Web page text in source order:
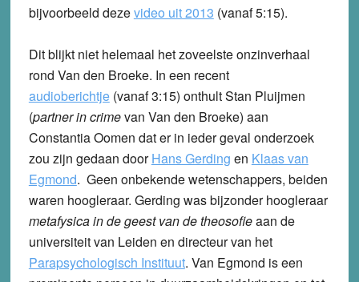
bijvoorbeeld dezevideo uit 2013 (vanaf 5:15).
Dit blijkt niet helemaal het zoveelste onzinverhaal
rond Van den Broeke. In een recent
audioberichtje(vanaf 3:15) onthult Stan Pluijmen
(partner in crimevan Van den Broeke) aan
Constantia Oomen dat er in ieder geval onderzoek
zou zijn gedaan doorHans Gerding en Klaas van
Egmond. Geen onbekende wetenschappers, beiden
waren hoogleraar. Gerding was bijzonder hoogleraar
metafysica in de geest van de theosofieaan de
universiteit van Leiden en directeur van het
Parapsychologisch Instituut. Van Egmond is een